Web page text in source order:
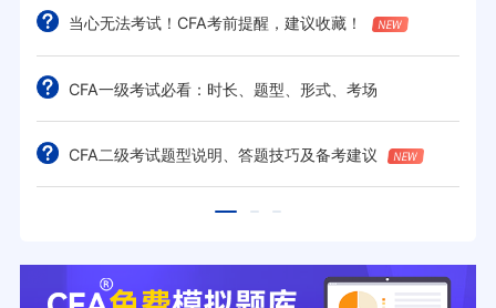
当心无法考试！CFA考前提醒，建议收藏！
CFA一级考试必看：时长、题型、形式、考场
CFA二级考试题型说明、答题技巧及备考建议